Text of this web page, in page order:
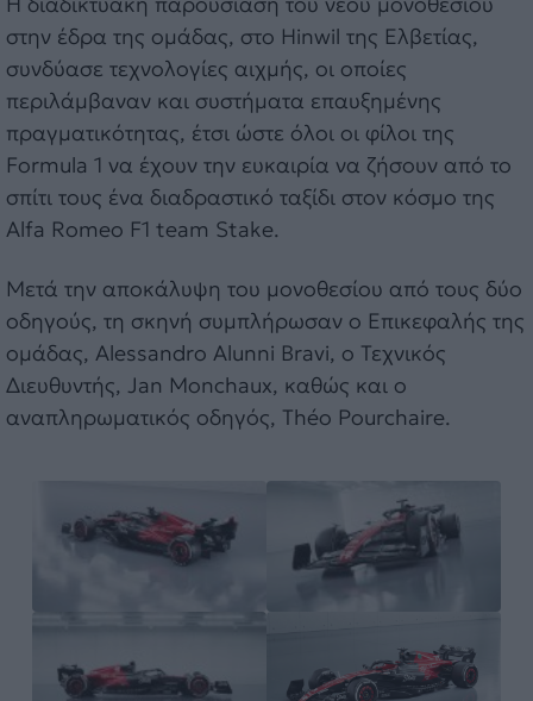
στην έδρα της ομάδας, στο Hinwil της Ελβετίας,
συνδύασε τεχνολογίες αιχμής, οι οποίες
περιλάμβαναν και συστήματα επαυξημένης
πραγματικότητας, έτσι ώστε όλοι οι φίλοι της
Formula 1 να έχουν την ευκαιρία να ζήσουν από το
σπίτι τους ένα διαδραστικό ταξίδι στον κόσμο της
Alfa Romeo F1 team Stake.
Μετά την αποκάλυψη του μονοθεσίου από τους δύο
οδηγούς, τη σκηνή συμπλήρωσαν ο Επικεφαλής της
ομάδας, Alessandro Alunni Bravi, ο Τεχνικός
Διευθυντής, Jan Monchaux, καθώς και ο
αναπληρωματικός οδηγός, Théo Pourchaire.